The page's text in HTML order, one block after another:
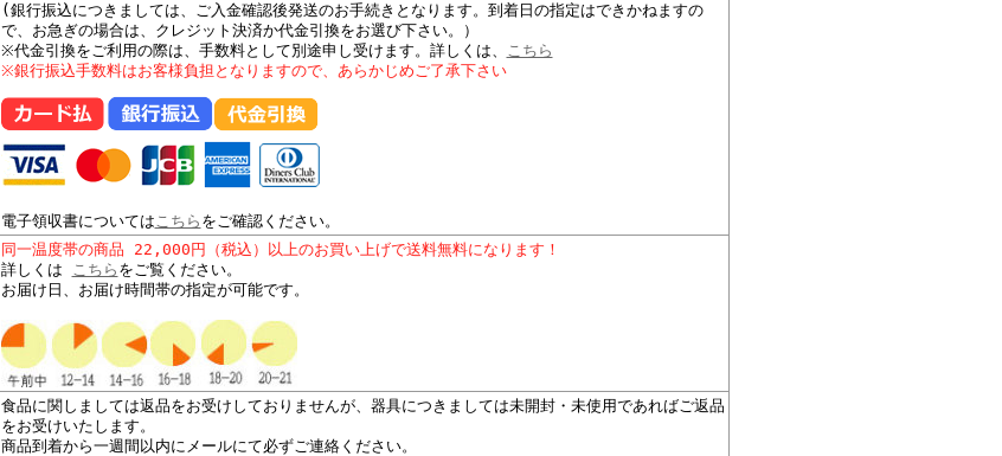
(銀行振込につきましては、ご入金確認後発送のお手続きとなります。到着日の指定はできかねますの
で、お急ぎの場合は、クレジット決済か代金引換をお選び下さい。）
※代金引換をご利用の際は、手数料として別途申し受けます。詳しくは、 こちら
※銀行振込手数料はお客様負担となりますので、あらかじめご了承下さい
電子領収書についてはこちら をご確認ください。
同一温度帯の商品 22,000円（税込）以上のお買い上げで送料無料になります！
詳しくは こちら をご覧ください。
お届け日、お届け時間帯の指定が可能です。
食品に関しましては返品をお受けしておりませんが、器具につきましては未開封・未使用であればご返品
をお受けいたします。
商品到着から一週間以内にメールにて必ずご連絡ください。